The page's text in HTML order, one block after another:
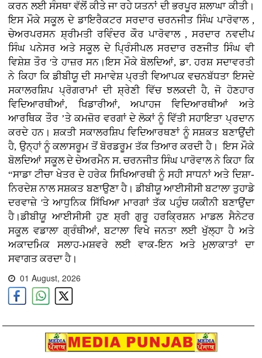
ਕਰਨ ਲਈ ਸੰਸਥਾ ਵੱਲੋਂ ਕੀਤੇ ਜਾ ਰਹੇ ਯਤਨਾਂ ਦੀ ਭਰਪੂਰ ਸ਼ਲਾਘਾ ਕੀਤੀ।
ਇਸ ਮੌਕੇ ਸਕੂਲ ਦੇ ਡਾਇਰੈਕਟਰ ਸਰਦਾਰ ਚਰਨਜੀਤ ਸਿੰਘ ਪਾਰੋਵਾਲ ,
ਚੇਅਰਪਰਸਨ ਸ਼੍ਰੀਮਤੀ ਰਵਿੰਦਰ ਕੌਰ ਪਾਰੋਵਾਲ , ਸਰਦਾਰ ਨਵਦੀਪ
ਸਿੰਘ ਪਨੇਸਰ ਅਤੇ ਸਕੂਲ ਦੇ ਪ੍ਰਿੰਸੀਪਲ ਸਰਦਾਰ ਰਣਜੀਤ ਸਿੰਘ ਵੀ
ਵਿਸ਼ੇਸ਼ ਤੌਰ 'ਤੇ ਹਾਜ਼ਰ ਸਨ।ਇਸ ਮੌਕੇ ਬੋਲਦਿਆਂ, ਡਾ. ਹਰਸ਼ ਸਦਾਵਰਤੀ
ਨੇ ਕਿਹਾ ਕਿ ਡੀਬੀਯੂ ਦੀ ਸਮਾਵੇਸ਼ ਪ੍ਰਤੀ ਵਿਆਪਕ ਵਚਨਬੱਧਤਾ ਇਸਦੇ
ਸਕਾਲਰਸ਼ਿਪ ਪ੍ਰੋਗਰਾਮਾਂ ਦੀ ਸ਼੍ਰੇਣੀ ਵਿੱਚ ਝਲਕਦੀ ਹੈ, ਜੋ ਹੋਣਹਾਰ
ਵਿਦਿਆਰਥੀਆਂ, ਖਿਡਾਰੀਆਂ, ਅਪਾਹਜ ਵਿਦਿਆਰਥੀਆਂ ਅਤੇ
ਆਰਥਿਕ ਤੌਰ ’ਤੇ ਕਮਜ਼ੋਰ ਵਰਗਾਂ ਦੇ ਲੋਕਾਂ ਨੂੰ ਵਿੱਤੀ ਸਹਾਇਤਾ ਪ੍ਰਦਾਨ
ਕਰਦੇ ਹਨ। ਸ਼ਕਤੀ ਸਕਾਲਰਸ਼ਿਪ ਵਿਦਿਆਰਥਣਾਂ ਨੂੰ ਸਸ਼ਕਤ ਬਣਾਉਂਦੀ
ਹੈ, ਉਨ੍ਹਾਂ ਨੂੰ ਕਲਾਸਰੂਮ ਤੋਂ ਬੋਰਡਰੂਮ ਤੱਕ ਤਿਆਰ ਕਰਦੀ ਹੈ। ਇਸ ਮੌਕੇ
ਬੋਲਦਿਆਂ ਸਕੂਲ ਦੇ ਚੇਅਰਮੈਨ ਸ. ਚਰਨਜੀਤ ਸਿੰਘ ਪਾਰੋਵਾਲ ਨੇ ਕਿਹਾ ਕਿ
“ਸਾਡਾ ਟੀਚਾ ਖੇਤਰ ਦੇ ਹਰੇਕ ਸਿਖਿਆਰਥੀ ਨੂੰ ਸਹੀ ਸਾਧਨਾਂ ਅਤੇ ਦਿਸ਼ਾ-
ਨਿਰਦੇਸ਼ ਨਾਲ ਸਸ਼ਕਤ ਬਣਾਉਣਾ ਹੈ। ਡੀਬੀਯੂ ਆਈਸੀਸੀ ਬਟਾਲਾ ਤੁਹਾਡੇ
ਦਰਵਾਜ਼ੇ 'ਤੇ ਆਧੁਨਿਕ ਸਿੱਖਿਆ ਮਾਰਗਾਂ ਤੱਕ ਪਹੁੰਚ ਯਕੀਨੀ ਬਣਾਉਂਦਾ
ਹੈ।ਡੀਬੀਯੂ ਆਈਸੀਸੀ ਹੁਣ ਸ਼੍ਰੀ ਗੁਰੂ ਹਰਕ੍ਰਿਸ਼ਨ ਮਾਡਲ ਸੈਨੇਟਰ
ਸਕੂਲ ਵਡਾਲਾ ਗ੍ਰੰਥੀਆਂ, ਬਟਾਲਾ ਵਿਖੇ ਜਨਤਾ ਲਈ ਖੁੱਲ੍ਹਾ ਹੈ ਅਤੇ
ਅਕਾਦਮਿਕ ਸਲਾਹ-ਮਸ਼ਵਰੇ ਲਈ ਵਾਕ-ਇਨ ਅਤੇ ਮੁਲਾਕਾਤਾਂ ਦਾ
ਸਵਾਗਤ ਕਰਦਾ ਹੈ।
01 August, 2026